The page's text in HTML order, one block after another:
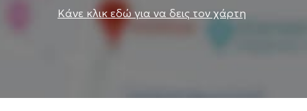
Κάνε κλικ εδώ για να δεις τον χάρτη